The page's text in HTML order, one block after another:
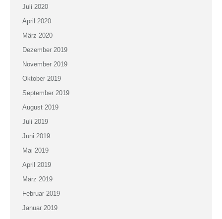
Juli 2020
April 2020
März 2020
Dezember 2019
November 2019
Oktober 2019
September 2019
August 2019
Juli 2019
Juni 2019
Mai 2019
April 2019
März 2019
Februar 2019
Januar 2019